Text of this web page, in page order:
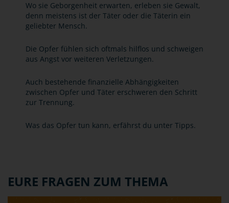
Wo sie Geborgenheit erwarten, erleben sie Gewalt,
denn meistens ist der Täter oder die Täterin ein
geliebter Mensch.
Die Opfer fühlen sich oftmals hilflos und schweigen
aus Angst vor weiteren Verletzungen.
Auch bestehende finanzielle Abhängigkeiten
zwischen Opfer und Täter erschweren den Schritt
zur Trennung.
Was das Opfer tun kann, erfährst du unter Tipps.
EURE FRAGEN ZUM THEMA